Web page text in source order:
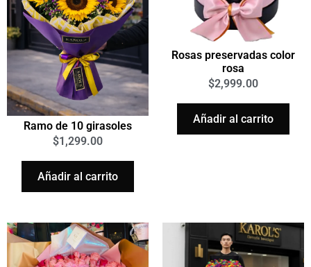
Ramo de 10 girasoles
$1,299.00
Añadir al carrito
Rosas preservadas color
rosa
$2,999.00
Añadir al carrito